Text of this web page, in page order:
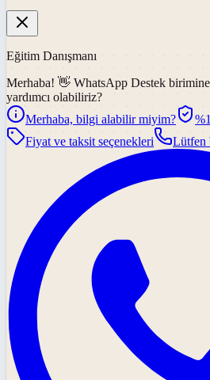
Eğitim Danışmanı
Merhaba! 👋 WhatsApp Destek
yardımcı olabiliriz?
Merhaba, bilgi alabilir miyim?
Fiyat ve taksit seçenekleri
Lütfen